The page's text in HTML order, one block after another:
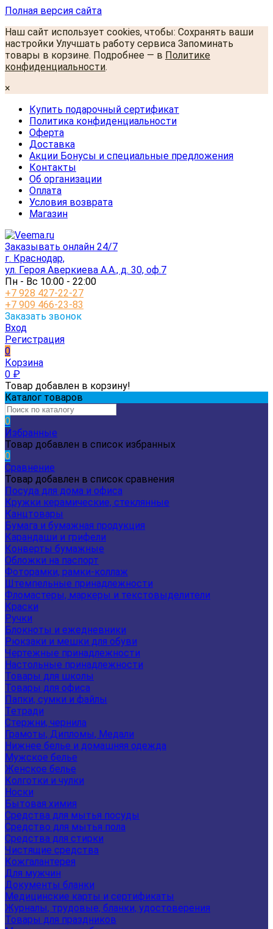
Полная версия сайта
Наш сайт использует cookies, чтобы: Сохранять ваши
настройки Улучшать работу сервиса Запоминать
товары в корзине. Подробнее — в Политике
конфиденциальности.
×
Купить подарочный сертификат
Политика конфиденциальности
Оферта
Доставка
Акции Бонусы и специальные предложения
Контакты
Об организации
Оплата
Условия возврата
Магазин
Заказывать онлайн 24/7
г. Краснодар,
ул. Героя Аверкиева А.А., д. 30, оф.7
Пн - Вс 10:00 - 22:00
+7 928 427-22-27
+7 909 466-23-83
Заказать звонок
Вход
Регистрация
0
Корзина
0 ₽
Товар добавлен в корзину!
Каталог товаров
0
Избранные
Товар добавлен в список избранных
0
Сравнение
Товар добавлен в список сравнения
Посуда для дома и офиса
Кружки керамические, стеклянные
Канцтовары
Бумага и бумажная продукция
Карандаши и грифели
Конверты бумажные
Обложки на паспорт
Фоторамки, рамки-коллаж
Штемпельные принадлежности
Фломастеры, маркеры и текстовыделители
Краски
Ручки
Блокноты и ежедневники
Рюкзаки и мешки для обуви
Чертежные принадлежности
Настольные принадлежности
Товары для школы
Товары для офиса
Папки, сумки и файлы
Тетради
Стержни, чернила
Грамоты, Дипломы, Медали
Нижнее белье и домашняя одежда
Мужское белье
Женское белье
Колготки и чулки
Носки
Бытовая химия
Средства для мытья посуды
Средство для мытья пола
Средства для стирки
Чистящие средства
Кожгалантерея
Для мужчин
Документы бланки
Медицинские карты и сертификаты
Журналы, трудовые, бланки, удостоверения
Товары для праздников